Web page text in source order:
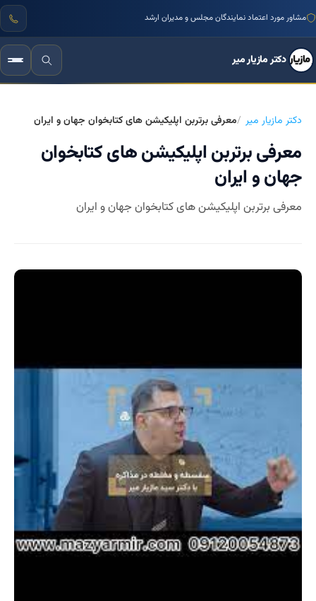
مشاور مورد اعتماد نمایندگان مجلس و مدیران ارشد
دکتر مازیار میر
دکتر مازیار میر معرفی برتربن اپلیکیشن های کتابخوان جهان و ایران
معرفی برتربن اپلیکیشن های کتابخوان
جهان و ایران
معرفی برتربن اپلیکیشن های کتابخوان جهان و ایران